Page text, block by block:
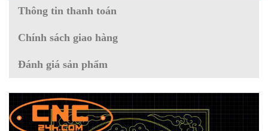
Thông tin thanh toán
Chính sách giao hàng
Đánh giá sản phẩm